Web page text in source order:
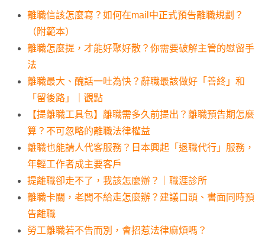
離職信該怎麼寫？如何在mail中正式預告離職規劃？
（附範本）
離職怎麼提，才能好聚好散？你需要破解主管的慰留手
法
離職最大、醜話一吐為快？辭職最該做好「善終」和
「留後路」｜觀點
【提離職工具包】離職需多久前提出？離職預告期怎麼
算？不可忽略的離職法律權益
離職也能請人代客服務？日本興起「退職代行」服務，
年輕工作者成主要客戶
提離職卻走不了，我該怎麼辦？｜職涯診所
離職卡關，老闆不給走怎麼辦？建議口頭、書面同時預
告離職
勞工離職若不告而別，會招惹法律麻煩嗎？